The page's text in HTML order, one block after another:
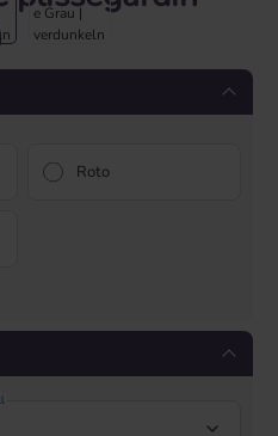
Roto